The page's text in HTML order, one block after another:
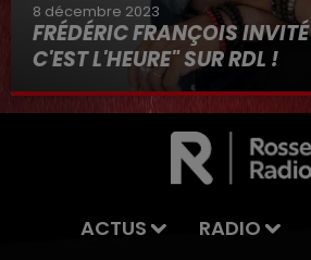
8 décembre 2023
FRÉDÉRIC FRANÇOIS
C'EST L'HEURE" SUR RDL !
8 décembre 2023
ACTUS RADIO